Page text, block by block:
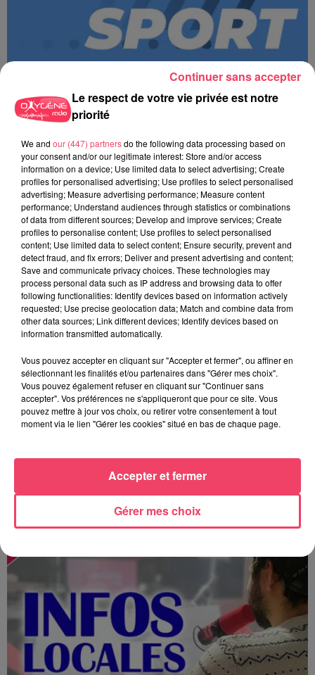
MAGSPORT MATIN 49 08/08/26
MAGSPORT SOIR 49 07/08/26
Le respect de votre vie privée est notre
priorité
We and our (447) partnersdo the following data processing based on
your consent and/or our legitimate interest: Store and/or access
information on a device; Use limited data to select advertising; Create
profiles for personalised advertising; Use profiles to select personalised
advertising; Measure advertising performance; Measure content
performance; Understand audiences through statistics or combinations
of data from different sources; Develop and improve services; Create
profiles to personalise content; Use profiles to select personalised
content; Use limited data to select content; Ensure security, prevent and
detect fraud, and fix errors; Deliver and present advertising and content;
Save and communicate privacy choices. These technologies may
process personal data such as IP address and browsing data to offer
following functionalities: Identify devices based on information actively
requested; Use precise geolocation data; Match and combine data from
other data sources; Link different devices; Identify devices based on
information transmitted automatically.
Vous pouvez accepter en cliquant sur "Accepter et fermer", ou affiner en
sélectionnant les finalités et/ou partenaires dans "Gérer mes choix".
Vous pouvez également refuser en cliquant sur "Continuer sans
accepter". Vos préférences ne s'appliqueront que pour ce site. Vous
pouvez mettre à jour vos choix, ou retirer votre consentement à tout
moment via le lien "Gérer les cookies" situé en bas de chaque page.
Gérer mes choix
Accepter et fermer
Continuer sans accepter